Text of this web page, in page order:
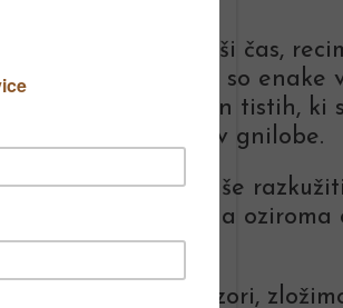
shranjevati daljši čas,
To pomeni, da so enake
(nezrelih) in tistih, ki
odporni na pojav gnilobe.
in če je mogoče še
naj bo razkužena oziroma
mehko, ko dozori,